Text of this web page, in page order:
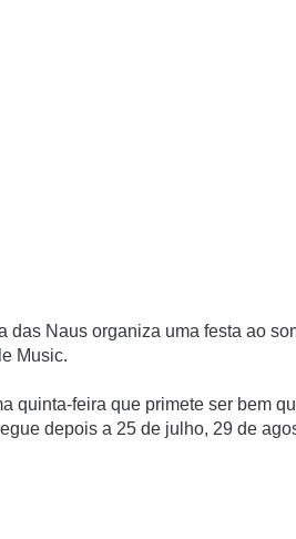
das Naus organiza uma festa ao
Music.
quinta-feira que primete ser bem
depois a 25 de julho, 29 de